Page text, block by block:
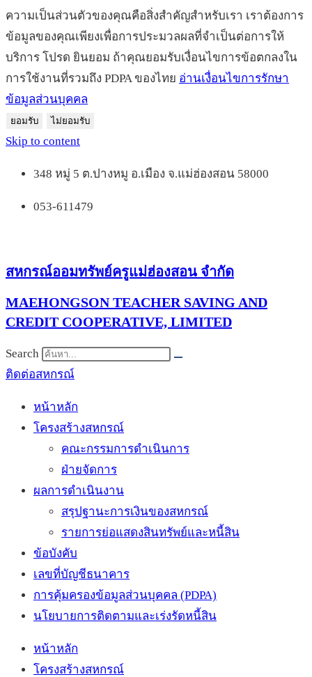
ความเป็นส่วนตัวของคุณคือสิ่งสำคัญสำหรับเรา เราต้องการ
ข้อมูลของคุณเพียงเพื่อการประมวลผลที่จำเป็นต่อการให้
บริการ โปรด ยินยอม ถ้าคุณยอมรับเงื่อนไขการข้อตกลงใน
การใช้งานที่รวมถึง PDPA ของไทย อ่านเงื่อนไขการรักษา
ข้อมูลส่วนบุคคล
ยอมรับ ไม่ยอมรับ
Skip to content
348 หมู่ 5 ต.ปางหมู อ.เมือง จ.แม่ฮ่องสอน 58000
053-611479
สหกรณ์ออมทรัพย์ครูแม่ฮ่องสอน จำกัด
MAEHONGSON TEACHER SAVING AND
CREDIT COOPERATIVE, LIMITED
Search
ติดต่อสหกรณ์
หน้าหลัก
โครงสร้างสหกรณ์
คณะกรรมการดำเนินการ
ฝ่ายจัดการ
ผลการดำเนินงาน
สรุปฐานะการเงินของสหกรณ์
รายการย่อแสดงสินทรัพย์และหนี้สิน
ข้อบังคับ
เลขที่บัญชีธนาคาร
การคุ้มครองข้อมูลส่วนบุคคล (PDPA)
นโยบายการติดตามและเร่งรัดหนี้สิน
หน้าหลัก
โครงสร้างสหกรณ์